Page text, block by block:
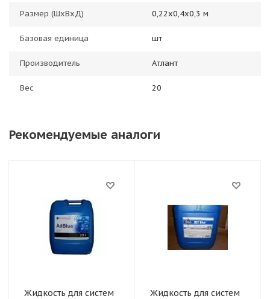
Размер (ШхВхД) 0,22х0,4х0,3 м
Базовая единица шт
Производитель Атлант
Вес 20
Рекомендуемые аналоги
Жидкость для систем
Жидкость для систем